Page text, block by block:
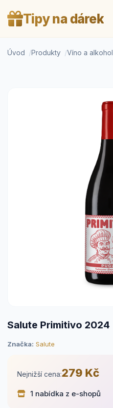
Tipy na dárek
Úvod Produkty Víno a alkohol
Salute Primitivo 2024
Značka: Salute
Nejnižší cena:279 Kč
1 nabídka z e-shopů